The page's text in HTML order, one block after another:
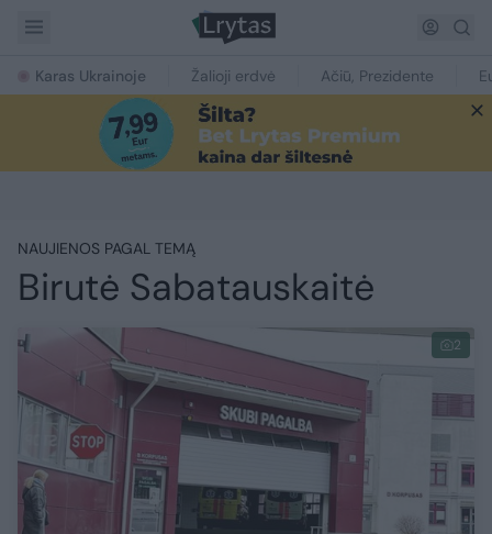
Karas Ukrainoje Žalioji erdvė Ačiū, Prezidente
NAUJIENOS PAGAL TEMĄ
Birutė Sabatauskaitė
2